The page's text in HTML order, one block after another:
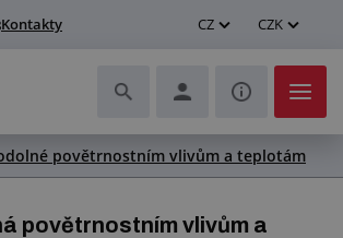
Kontakty CZ CZK
povětrnostním vlivům a teplotám
povětrnostním vlivům a